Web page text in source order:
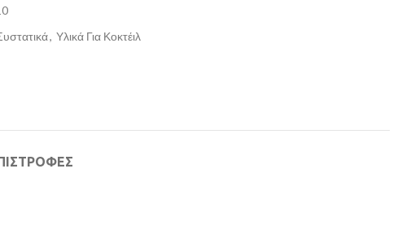
, Υλικά Για Κοκτέιλ